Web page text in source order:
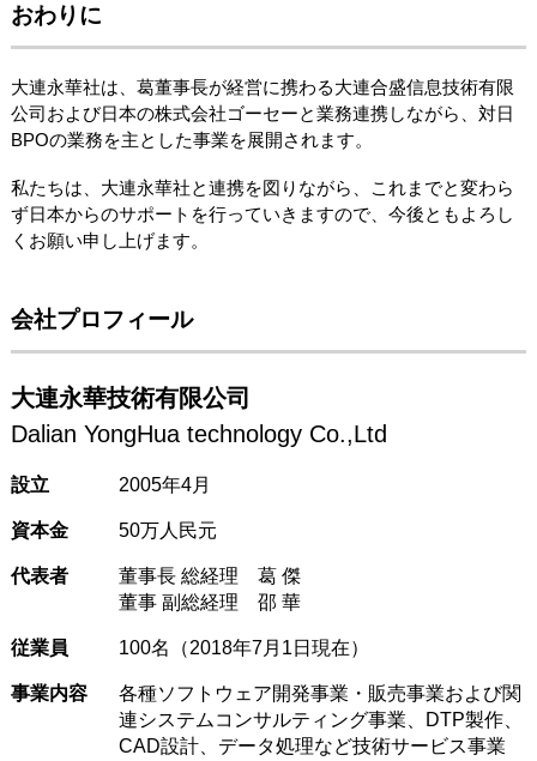
おわりに
大連永華社は、葛董事長が経営に携わる大連合盛信息技術有限
公司および日本の株式会社ゴーセーと業務連携しながら、対日
BPOの業務を主とした事業を展開されます。
私たちは、大連永華社と連携を図りながら、これまでと変わら
ず日本からのサポートを行っていきますので、今後ともよろし
くお願い申し上げます。
会社プロフィール
大連永華技術有限公司
Dalian YongHua technology Co.,Ltd
設立 2005年4月
資本金 50万人民元
代表者
董事長 総経理 葛 傑
董事 副総経理 邵 華
従業員 100名（2018年7月1日現在）
事業内容
各種ソフトウェア開発事業・販売事業および関
連システムコンサルティング事業、DTP製作、
CAD設計、データ処理など技術サービス事業